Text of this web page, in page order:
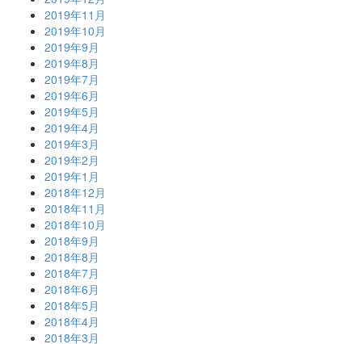
2019年11月
2019年10月
2019年9月
2019年8月
2019年7月
2019年6月
2019年5月
2019年4月
2019年3月
2019年2月
2019年1月
2018年12月
2018年11月
2018年10月
2018年9月
2018年8月
2018年7月
2018年6月
2018年5月
2018年4月
2018年3月